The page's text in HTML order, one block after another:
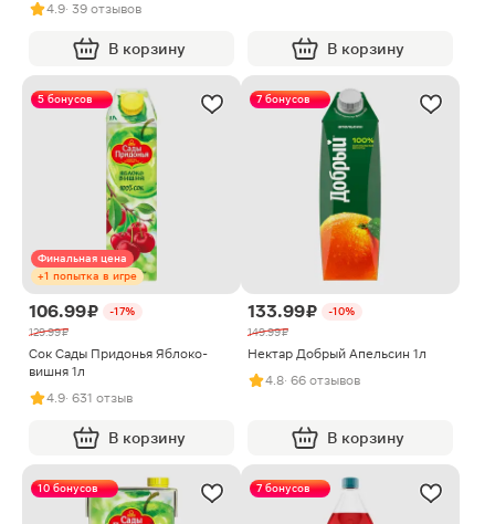
4.9· 39 отзывов
В корзину В корзину
5 бонусов
Финальная цена
+1 попытка в игре
106.99 ₽
-17%
129.99 ₽
Сок Сады Придонья Яблоко-
вишня 1л
4.9· 631 отзыв
В корзину
7 бонусов
133.99 ₽
-10%
149.99 ₽
Нектар Добрый Апельсин 1л
4.8· 66 отзывов
В корзину
10 бонусов 7 бонусов